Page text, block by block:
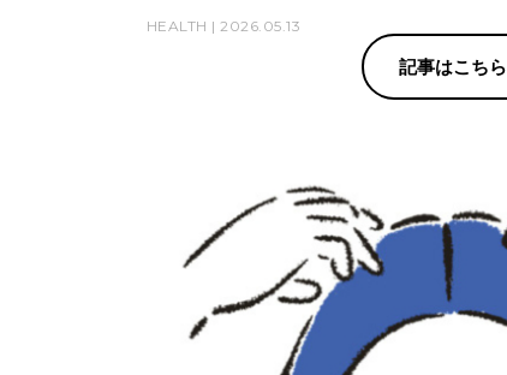
HEALTH | 2026.05.13
記事はこちら